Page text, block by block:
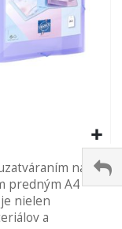
na
predným A4
nielen
a